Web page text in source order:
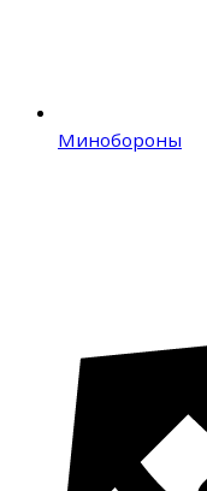
Минобороны